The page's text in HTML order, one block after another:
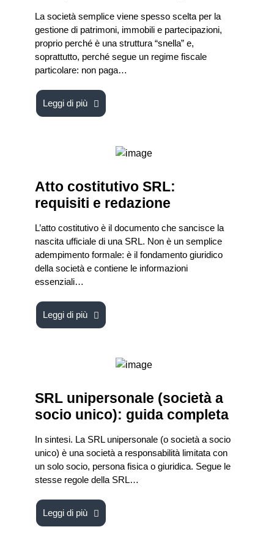
La società semplice viene spesso scelta per la
gestione di patrimoni, immobili e partecipazioni,
proprio perché è una struttura “snella” e,
soprattutto, perché segue un regime fiscale
particolare: non paga…
Leggi di più
Atto costitutivo SRL:
requisiti e redazione
L’atto costitutivo è il documento che sancisce la
nascita ufficiale di una SRL. Non è un semplice
adempimento formale: è il fondamento giuridico
della società e contiene le informazioni
essenziali…
Leggi di più
SRL unipersonale (società a
socio unico): guida completa
In sintesi. La SRL unipersonale (o società a socio
unico) è una società a responsabilità limitata con
un solo socio, persona fisica o giuridica. Segue le
stesse regole della SRL…
Leggi di più